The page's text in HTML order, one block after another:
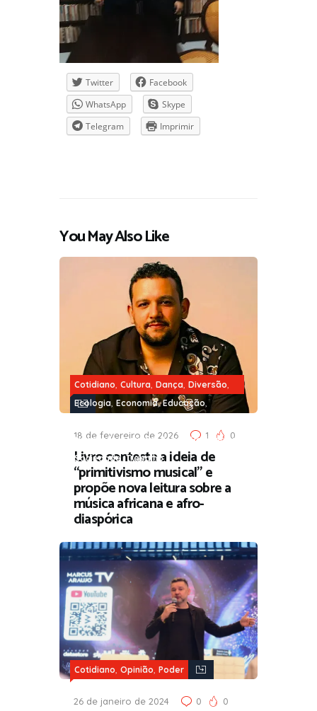
Twitter
Facebook
WhatsApp
Skype
Telegram
Imprimir
You May Also Like
Cotidiano, Cultura, Dança, Diversão,
Ecologia, Economia,Educação,
Negritude, Opinião ,Povos Originários
Sociedade,Trabalho
18 de fevereiro de 2026 1 0
Livro contesta a ideia de
“primitivismo musical” e
propõe nova leitura sobre a
música africana e afro-
diaspórica
Cotidiano, Opinião, Poder
26 de janeiro de 2024 0 0